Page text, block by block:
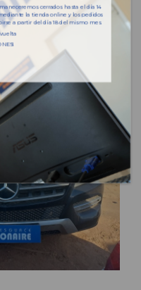
cerrados hasta el día 14
la tienda online y los pedidos
a partir del día 18 del mismo mes.